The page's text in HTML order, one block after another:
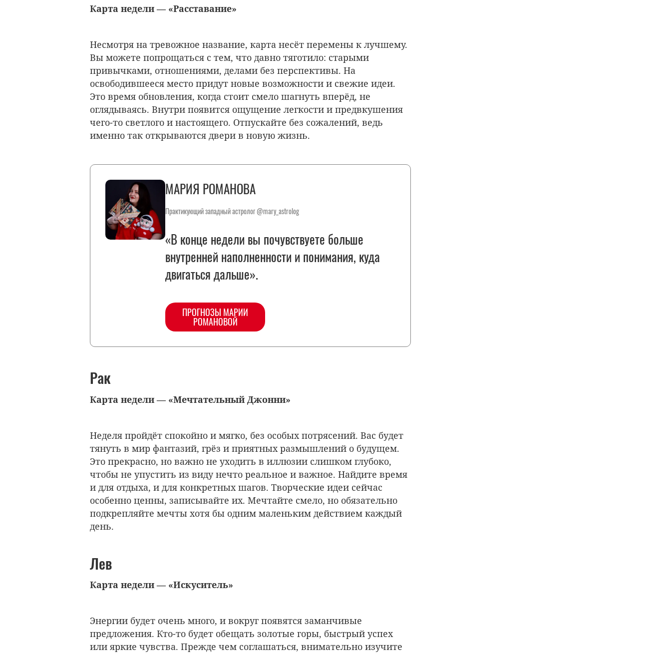
Карта недели — «Расставание»
Несмотря на тревожное название, карта несёт перемены к лучшему.
Вы можете попрощаться с тем, что давно тяготило: старыми
привычками, отношениями, делами без перспективы. На
освободившееся место придут новые возможности и свежие идеи.
Это время обновления, когда стоит смело шагнуть вперёд, не
оглядываясь. Внутри появится ощущение легкости и предвкушения
чего-то светлого и настоящего. Отпускайте без сожалений, ведь
именно так открываются двери в новую жизнь.
МАРИЯ РОМАНОВА
Практикующий западный астролог @mary_astrolog
«В конце недели вы почувствуете больше
внутренней наполненности и понимания, куда
двигаться дальше».
ПРОГНОЗЫ МАРИИ
РОМАНОВОЙ
Рак
Карта недели — «Мечтательный Джонни»
Неделя пройдёт спокойно и мягко, без особых потрясений. Вас будет
тянуть в мир фантазий, грёз и приятных размышлений о будущем.
Это прекрасно, но важно не уходить в иллюзии слишком глубоко,
чтобы не упустить из виду нечто реальное и важное. Найдите время
и для отдыха, и для конкретных шагов. Творческие идеи сейчас
особенно ценны, записывайте их. Мечтайте смело, но обязательно
подкрепляйте мечты хотя бы одним маленьким действием каждый
день.
Лев
Карта недели — «Искуситель»
Энергии будет очень много, и вокруг появятся заманчивые
предложения. Кто-то будет обещать золотые горы, быстрый успех
или яркие чувства. Прежде чем соглашаться, внимательно изучите